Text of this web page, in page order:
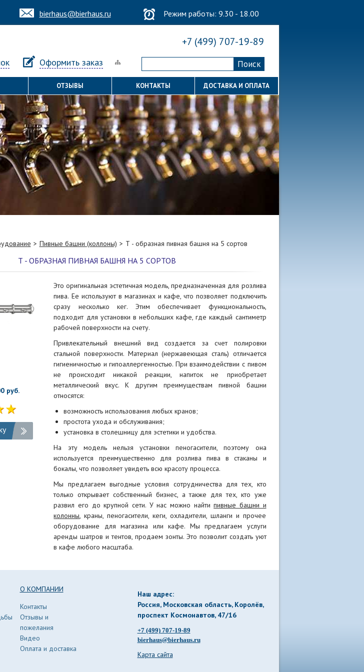
Режим работы: 9.30 - 18.00
bierhaus@bierhaus.ru
Оформить заказ
+7 (499) 707-19-89
ОТЗЫВЫ КОНТАКТЫ ДОСТАВКА И ОПЛАТА
Пивные башни (коллоны) Т - образная пивная башня на 5 сортов
Т - ОБРАЗНАЯ ПИВНАЯ БАШНЯ НА 5 СОРТОВ
руб.
Это оригинальная эстетичная модель, предназначенная для розлива
пива. Ее используют в магазинах и кафе, что позволяет подключить
сразу несколько кег. Этим обеспечивает функциональность,
подходит для установки в небольших кафе, где каждый сантиметр
рабочей поверхности на счету.
Привлекательный внешний вид создается за счет полировки
стальной поверхности. Материал (нержавеющая сталь) отличается
гигиеничностью и гипоаллергенностью. При взаимодействии с пивом
не происходит никакой реакции, напиток не приобретает
металлический вкус. К другим преимуществам пивной башни
относятся:
возможность использования любых кранов;
простота ухода и обслуживания;
установка в столешницу для эстетики и удобства.
На эту модель нельзя установки пеногасители, поэтому она
используется преимущественно для розлива пива в стаканы и
бокалы, что позволяет увидеть всю красоту процесса.
Мы предлагаем выгодные условия сотрудничества для тех, кто
только открывает собственный бизнес, а также для тех, кто уже
развил его до крупной сети. У нас можно найтипивные башни и
колонны, краны, пеногасители, кеги, охладители, шланги и прочее
оборудование для магазина или кафе. Мы предлагаем услуги
аренды шатров и тентов, продаем зонты. Это позволит создать уют
в кафе любого масштаба.
О КОМПАНИИ
Контакты
Отзывы и
пожелания
Видео
Оплата и доставка
Наш адрес:
Россия, Московская область, Королёв,
проспект Космонавтов, 47/16
+7 (499) 707-19-89
bierhaus@bierhaus.ru
Карта сайта